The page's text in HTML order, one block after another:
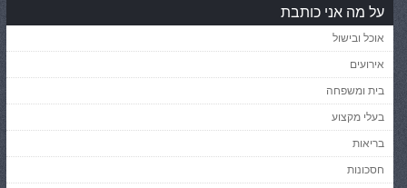
על מה אני כותבת
אוכל ובישול
אירועים
בית ומשפחה
בעלי מקצוע
בריאות
חסכונות